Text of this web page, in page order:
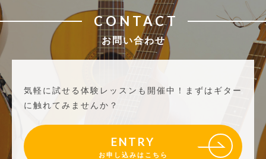
CONTACT
お問い合わせ
気軽に試せる体験レッスンも開催中！
まずはギター
に触れてみませんか？
ENTRY
お申し込みはこちら